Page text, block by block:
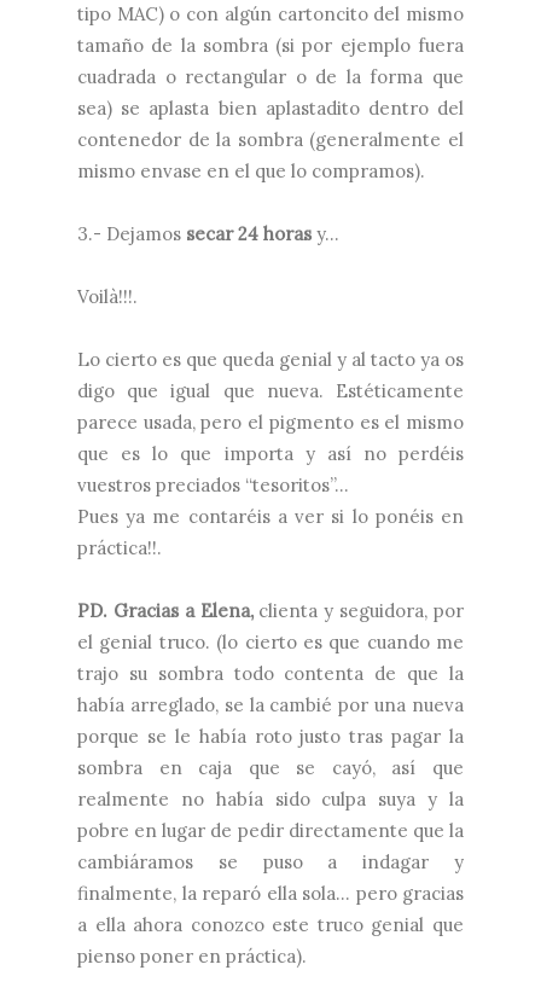
tipo MAC) o con algún cartoncito del mismo
tamaño de la sombra (si por ejemplo fuera
cuadrada o rectangular o de la forma que
sea) se aplasta bien aplastadito dentro del
contenedor de la sombra (generalmente el
mismo envase en el que lo compramos).
3.- Dejamos secar 24 horas y…
Voilà!!!.
Lo cierto es que queda genial y al tacto ya os
digo que igual que nueva. Estéticamente
parece usada, pero el pigmento es el mismo
que es lo que importa y así no perdéis
vuestros preciados “tesoritos”…
Pues ya me contaréis a ver si lo ponéis en
práctica!!.
PD. Gracias a Elena,clienta y seguidora, por
el genial truco. (lo cierto es que cuando me
trajo su sombra todo contenta de que la
había arreglado, se la cambié por una nueva
porque se le había roto justo tras pagar la
sombra en caja que se cayó, así que
realmente no había sido culpa suya y la
pobre en lugar de pedir directamente que la
cambiáramos se puso a indagar y
finalmente, la reparó ella sola… pero gracias
a ella ahora conozco este truco genial que
pienso poner en práctica).